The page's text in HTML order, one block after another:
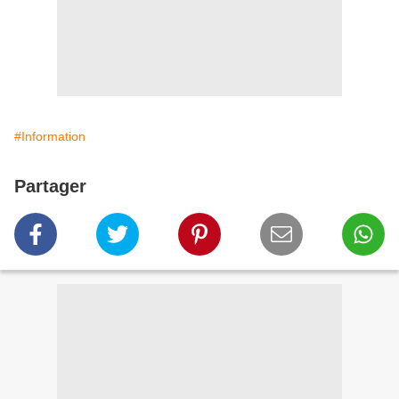
#Information
Partager